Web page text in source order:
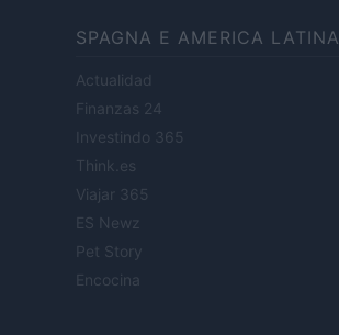
SPAGNA E AMERICA LATINA
Actualidad
Finanzas 24
Investindo 365
Think.es
Viajar 365
ES Newz
Pet Story
Encocina